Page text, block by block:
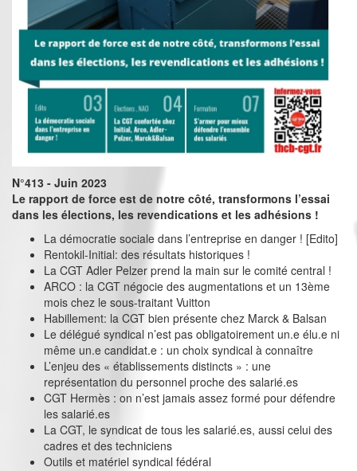
N°413 - Juin 2023
Le rapport de force est de notre côté, transformons l’essai
dans les élections, les revendications et les adhésions !
La démocratie sociale dans l’entreprise en danger ! [Edito]
Rentokil-Initial: des résultats historiques !
La CGT Adler Pelzer prend la main sur le comité central !
ARCO : la CGT négocie des augmentations et un 13ème
mois chez le sous-traitant Vuitton
Habillement: la CGT bien présente chez Marck & Balsan
Le délégué syndical n’est pas obligatoirement un.e élu.e ni
même un.e candidat.e : un choix syndical à connaître
L’enjeu des « établissements distincts » : une
représentation du personnel proche des salarié.es
CGT Hermès : on n’est jamais assez formé pour défendre
les salarié.es
La CGT, le syndicat de tous les salarié.es, aussi celui des
cadres et des techniciens
Outils et matériel syndical fédéral